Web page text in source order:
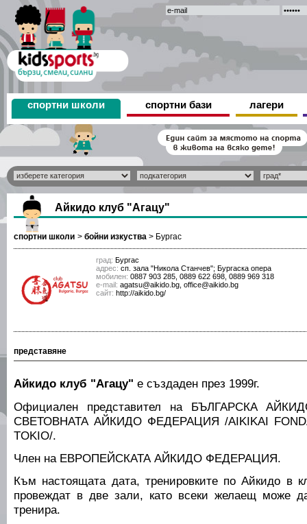
спортни школи спортни бази лагери
Айкидо клуб "Агацу"
спортни школи > бойни изкуства > Бургас
град: Бургас
адрес: сп. зала "Никола Станчев"; Бургаска опера
мобилен: 0887 903 285, 0889 622 698, 0889 969 318
е-mail: agatsu@aikido.bg, office@aikido.bg
сайт: http://aikido.bg/
представяне
Айкидо клуб "Агацу" е създаден през 1999г.
Официален представител на БЪЛГАРСКА
СВЕТОВНАТА АЙКИДО ФЕДЕРАЦИЯ /AIKIKAI
TOKIO/.
Член на ЕВРОПЕЙСКАТА АЙКИДО ФЕДЕРАЦИЯ.
Към настоящата дата, тренировките по Айкидо в
провеждат в две зали, като всеки желаещ може
тренира.